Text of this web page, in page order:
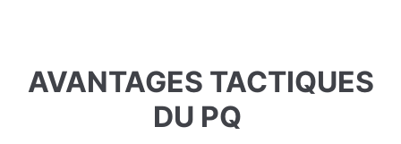
AVANTAGES TACTIQUES
DU PQ